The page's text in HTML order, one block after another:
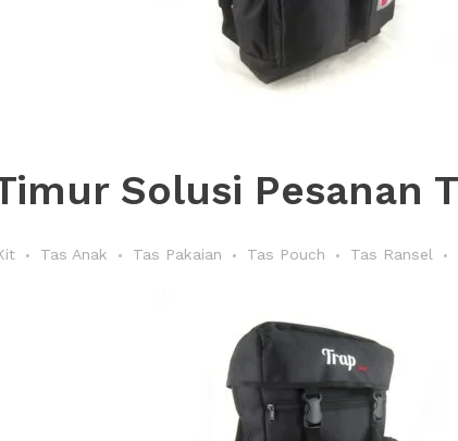
Solusi Pesanan
Tas Anak Tas Pakaian Tas Pouch Tas Ransel